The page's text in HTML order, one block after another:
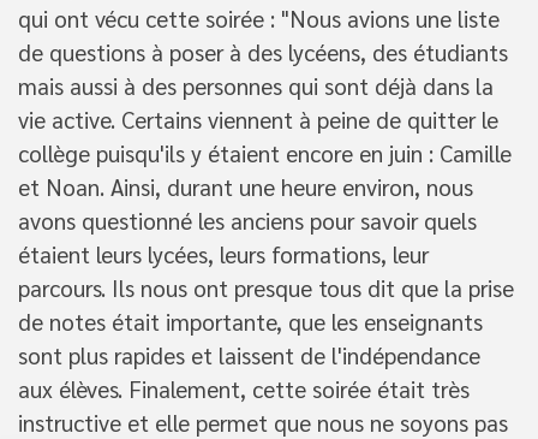
qui ont vécu cette soirée : "Nous avions une liste
de questions à poser à des lycéens, des étudiants
mais aussi à des personnes qui sont déjà dans la
vie active. Certains viennent à peine de quitter le
collège puisqu'ils y étaient encore en juin : Camille
et Noan. Ainsi, durant une heure environ, nous
avons questionné les anciens pour savoir quels
étaient leurs lycées, leurs formations, leur
parcours. Ils nous ont presque tous dit que la prise
de notes était importante, que les enseignants
sont plus rapides et laissent de l'indépendance
aux élèves. Finalement, cette soirée était très
instructive et elle permet que nous ne soyons pas